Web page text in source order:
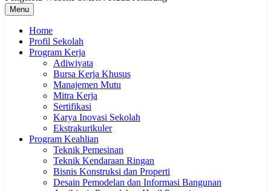
Menu
Home
Profil Sekolah
Program Kerja
Adiwiyata
Bursa Kerja Khusus
Manajemen Mutu
Mitra Kerja
Sertifikasi
Karya Inovasi Sekolah
Ekstrakurikuler
Program Keahlian
Teknik Pemesinan
Teknik Kendaraan Ringan
Bisnis Konstruksi dan Properti
Desain Pemodelan dan Informasi Bangunan